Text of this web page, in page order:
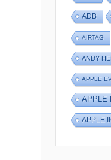
ADB
AIRTAG
ANDY
APPLE
APPLE
APPLE